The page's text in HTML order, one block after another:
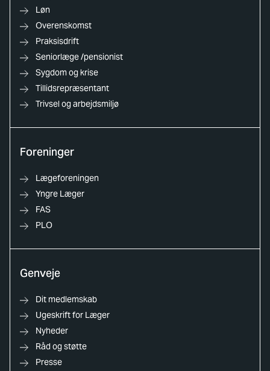
Løn
Overenskomst
Praksisdrift
Seniorlæge /pensionist
Sygdom og krise
Tillidsrepræsentant
Trivsel og arbejdsmiljø
Foreninger
Lægeforeningen
Yngre Læger
FAS
PLO
Genveje
Dit medlemskab
Ugeskrift for Læger
Nyheder
Råd og støtte
Presse